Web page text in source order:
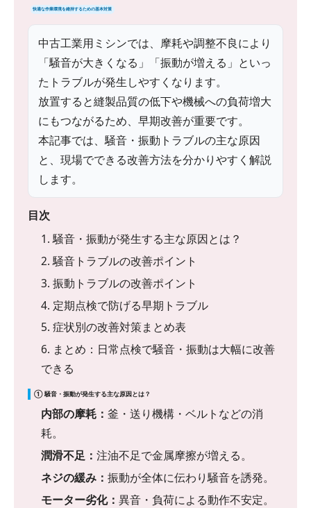
快適な作業環境を維持するための基本対策
中古工業用ミシンでは、摩耗や調整不良により
「騒音が大きくなる」「振動が増える」といっ
たトラブルが発生しやすくなります。
放置すると縫製品質の低下や機械への負荷増大
にもつながるため、早期改善が重要です。
本記事では、騒音・振動トラブルの主な原因
と、現場でできる改善方法を分かりやすく解説
します。
目次
1. 騒音・振動が発生する主な原因とは？
2. 騒音トラブルの改善ポイント
3. 振動トラブルの改善ポイント
4. 定期点検で防げる早期トラブル
5. 症状別の改善対策まとめ表
6. まとめ：日常点検で騒音・振動は大幅に改善
できる
① 騒音・振動が発生する主な原因とは？
内部の摩耗： 釜・送り機構・ベルトなどの消
耗。
潤滑不足： 注油不足で金属摩擦が増える。
ネジの緩み： 振動が全体に伝わり騒音を誘発。
モーター劣化： 異音・負荷による動作不安定。